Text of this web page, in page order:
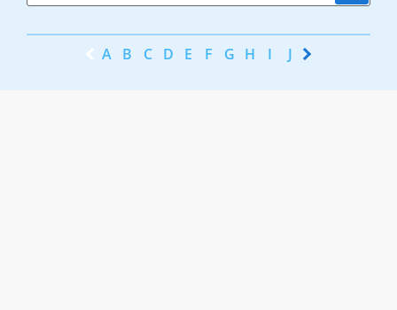
A B C D E F G H I J K